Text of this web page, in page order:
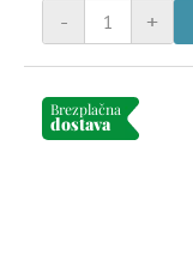
+
-
Brezplačna
dostava